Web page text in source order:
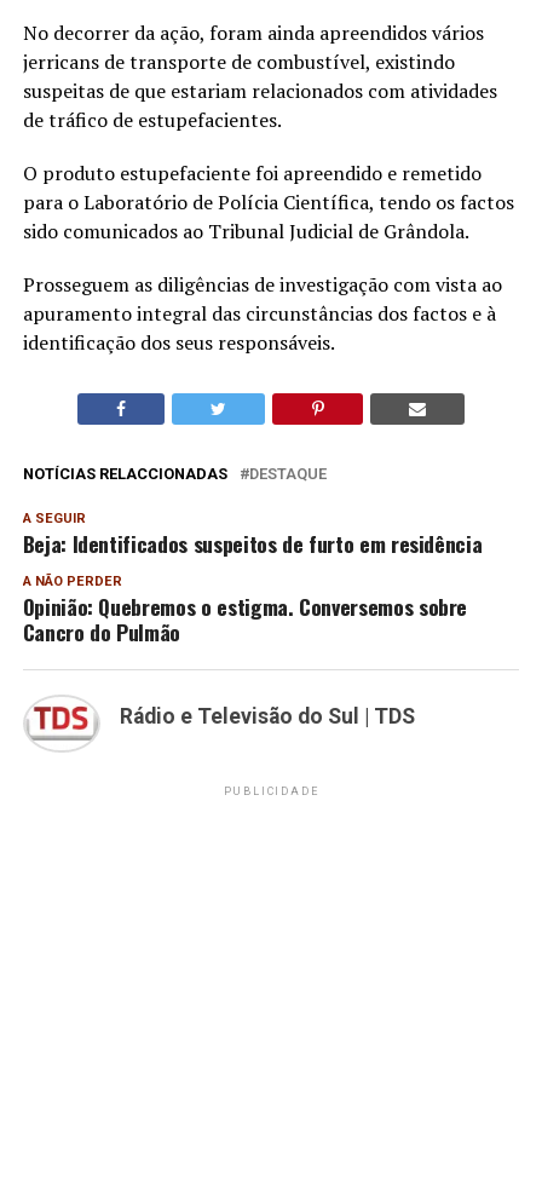
No decorrer da ação, foram ainda apreendidos vários
jerricans de transporte de combustível, existindo
suspeitas de que estariam relacionados com atividades
de tráfico de estupefacientes.
O produto estupefaciente foi apreendido e remetido
para o Laboratório de Polícia Científica, tendo os factos
sido comunicados ao Tribunal Judicial de Grândola.
Prosseguem as diligências de investigação com vista ao
apuramento integral das circunstâncias dos factos e à
identificação dos seus responsáveis.
NOTÍCIAS RELACCIONADAS DESTAQUE
A SEGUIR
Beja: Identificados suspeitos de furto em residência
A NÃO PERDER
Opinião: Quebremos o estigma. Conversemos sobre
Cancro do Pulmão
Rádio e Televisão do Sul | TDS
PUBLICIDADE